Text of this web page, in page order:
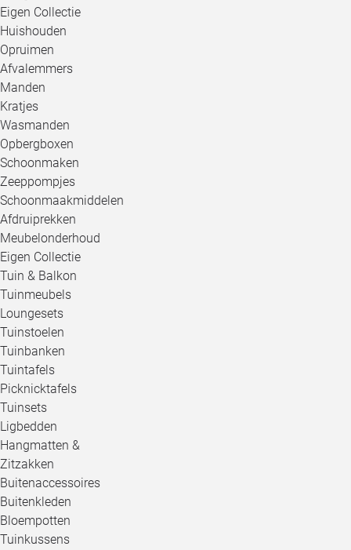
Eigen Collectie
Huishouden
Opruimen
Afvalemmers
Manden
Kratjes
Wasmanden
Opbergboxen
Schoonmaken
Zeeppompjes
Schoonmaakmiddelen
Afdruiprekken
Meubelonderhoud
Eigen Collectie
Tuin & Balkon
Tuinmeubels
Loungesets
Tuinstoelen
Tuinbanken
Tuintafels
Picknicktafels
Tuinsets
Ligbedden
Hangmatten &
Zitzakken
Buitenaccessoires
Buitenkleden
Bloempotten
Tuinkussens